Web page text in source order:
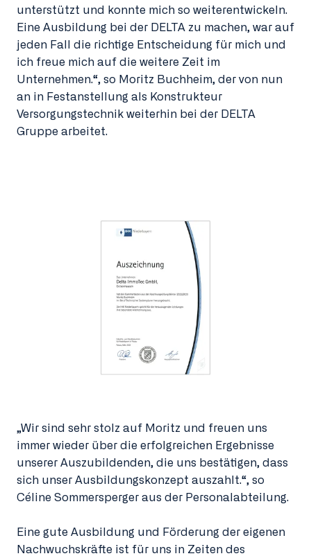
unterstützt und konnte mich so weiterentwickeln.
Eine Ausbildung bei der DELTA zu machen, war auf
jeden Fall die richtige Entscheidung für mich und
ich freue mich auf die weitere Zeit im
Unternehmen.“, so Moritz Buchheim, der von nun
an in Festanstellung als Konstrukteur
Versorgungstechnik weiterhin bei der DELTA
Gruppe arbeitet.
„Wir sind sehr stolz auf Moritz und freuen uns
immer wieder über die erfolgreichen Ergebnisse
unserer Auszubildenden, die uns bestätigen, dass
sich unser Ausbildungskonzept auszahlt.“, so
Céline Sommersperger aus der Personalabteilung.
Eine gute Ausbildung und Förderung der eigenen
Nachwuchskräfte ist für uns in Zeiten des